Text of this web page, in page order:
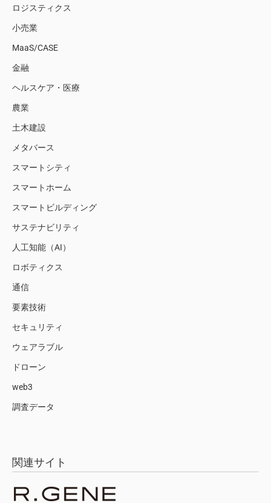
ロジスティクス
小売業
MaaS/CASE
金融
ヘルスケア・医療
農業
土木建設
メタバース
スマートシティ
スマートホーム
スマートビルディング
サステナビリティ
人工知能（AI）
ロボティクス
通信
要素技術
セキュリティ
ウェアラブル
ドローン
web3
調査データ
関連サイト